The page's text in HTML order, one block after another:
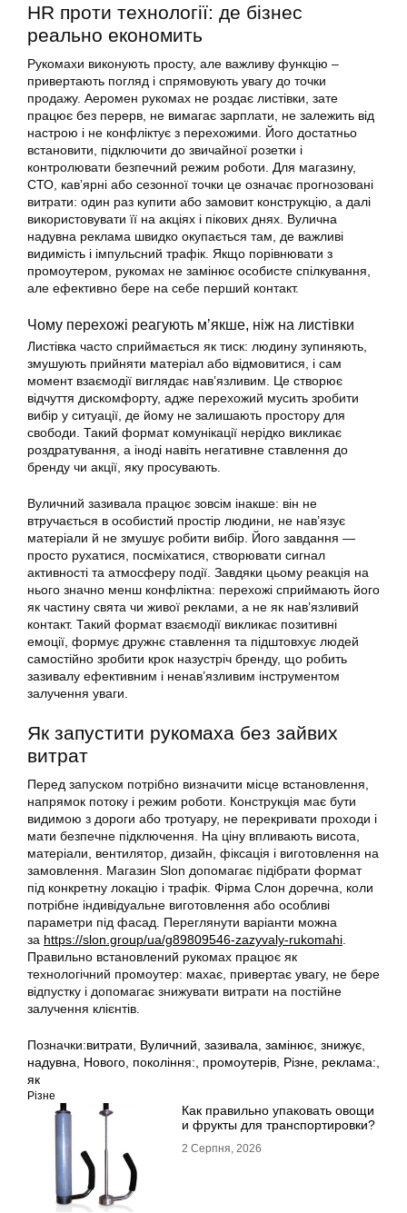
HR проти технології: де бізнес
реально економить
Рукомахи виконують просту, але важливу функцію –
привертають погляд і спрямовують увагу до точки
продажу. Аеромен рукомах не роздає листівки, зате
працює без перерв, не вимагає зарплати, не залежить від
настрою і не конфліктує з перехожими. Його достатньо
встановити, підключити до звичайної розетки і
контролювати безпечний режим роботи. Для магазину,
СТО, кавʼярні або сезонної точки це означає прогнозовані
витрати: один раз купити або замовит конструкцію, а далі
використовувати її на акціях і пікових днях. Вулична
надувна реклама швидко окупається там, де важливі
видимість і імпульсний трафік. Якщо порівнювати з
промоутером, рукомах не замінює особисте спілкування,
але ефективно бере на себе перший контакт.
Чому перехожі реагують мʼякше, ніж на листівки
Листівка часто сприймається як тиск: людину зупиняють,
змушують прийняти матеріал або відмовитися, і сам
момент взаємодії виглядає нав’язливим. Це створює
відчуття дискомфорту, адже перехожий мусить зробити
вибір у ситуації, де йому не залишають простору для
свободи. Такий формат комунікації нерідко викликає
роздратування, а іноді навіть негативне ставлення до
бренду чи акції, яку просувають.
Вуличний зазивала працює зовсім інакше: він не
втручається в особистий простір людини, не нав’язує
матеріали й не змушує робити вибір. Його завдання —
просто рухатися, посміхатися, створювати сигнал
активності та атмосферу події. Завдяки цьому реакція на
нього значно менш конфліктна: перехожі сприймають його
як частину свята чи живої реклами, а не як нав’язливий
контакт. Такий формат взаємодії викликає позитивні
емоції, формує дружнє ставлення та підштовхує людей
самостійно зробити крок назустріч бренду, що робить
зазивалу ефективним і ненав’язливим інструментом
залучення уваги.
Як запустити рукомаха без зайвих
витрат
Перед запуском потрібно визначити місце встановлення,
напрямок потоку і режим роботи. Конструкція має бути
видимою з дороги або тротуару, не перекривати проходи і
мати безпечне підключення. На ціну впливають висота,
матеріали, вентилятор, дизайн, фіксація і виготовлення на
замовлення. Магазин Slon допомагає підібрати формат
під конкретну локацію і трафік. Фірма Слон доречна, коли
потрібне індивідуальне виготовлення або особливі
параметри під фасад. Переглянути варіанти можна
за https://slon.group/ua/g89809546-zazyvaly-rukomahi
Правильно встановлений рукомах працює як
технологічний промоутер: махає, привертає увагу, не бере
відпустку і допомагає знижувати витрати на постійне
залучення клієнтів.
Позначки:витрати Вуличний зазивала замінює знижує
надувна
Нового покоління: промоутерів Різне реклама:
як
Різне
Как правильно упаковать овощи
и фрукты для транспортировки?
2 Серпня, 2026